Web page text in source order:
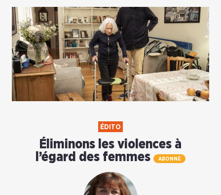
ÉDITO
Éliminons les violences à
l’égard des femmes
ABONNÉ